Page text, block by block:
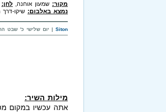
מקור: שמעון אוחנה, לחן:
נמצא באלבום: שיקו-
Siton | יום שלישי כ' שבט התשע"א, 25-01-
מילות השיר:
אתה עכשיו במקום